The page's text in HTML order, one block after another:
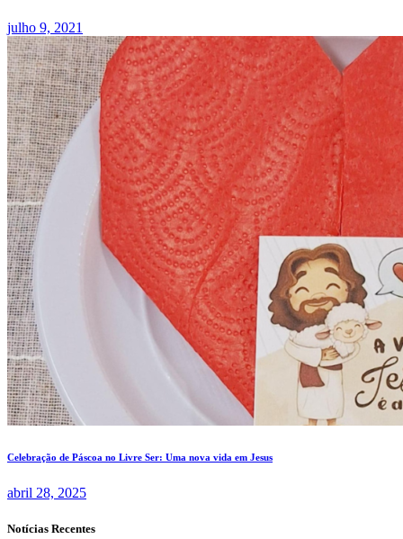
julho 9, 2021
Celebração de Páscoa no Livre Ser: Uma nova vida em Jesus
abril 28, 2025
Notícias Recentes